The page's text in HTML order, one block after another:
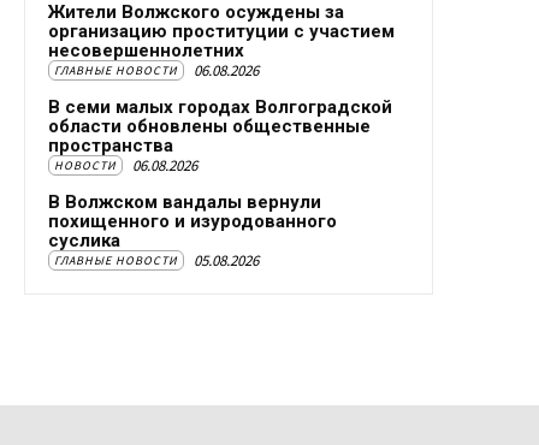
Жители Волжского осуждены за
организацию проституции с участием
несовершеннолетних
ГЛАВНЫЕ НОВОСТИ 06.08.2026
В семи малых городах Волгоградской
области обновлены общественные
пространства
НОВОСТИ 06.08.2026
В Волжском вандалы вернули
похищенного и изуродованного
суслика
ГЛАВНЫЕ НОВОСТИ 05.08.2026